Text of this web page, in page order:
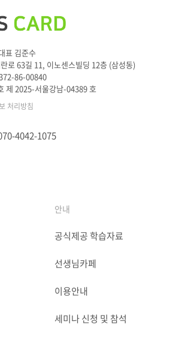
표 김준수
로 63길 11, 이노센스빌딩 12층 (삼성동)
86-00840
제 2025-서울강남-04389 호
처리방침
4042-1075
안내
공식제공 학습자료
선생님카페
이용안내
세미나 신청 및 참석